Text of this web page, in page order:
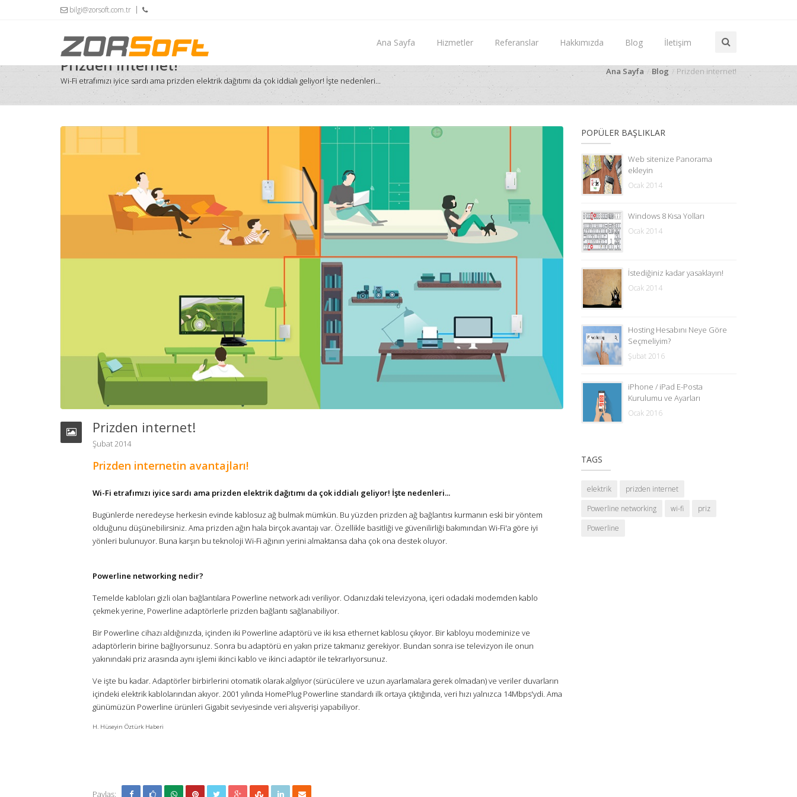
bilgi@zorsoft.com.tr
Ana Sayfa Hizmetler Referanslar Hakkımızda Blog İletişim
Prizden internet!
Wi-Fi etrafımızı iyice sardı ama prizden elektrik dağıtımı da çok iddialı geliyor! İşte nedenleri...
Ana Sayfa Blog Prizden internet!
Prizden internet!
Şubat 2014
Prizden internetin avantajları!
Wi-Fi etrafımızı iyice sardı ama prizden elektrik dağıtımı da çok iddialı geliyor! İşte nedenleri...
Bugünlerde neredeyse herkesin evinde kablosuz ağ bulmak mümkün. Bu yüzden prizden ağ bağlantısı kurmanın eski bir yöntem
olduğunu düşünebilirsiniz. Ama prizden ağın hala birçok avantajı var. Özellikle basitliği ve güvenilirliği bakımından Wi-Fi'a göre iyi
yönleri bulunuyor. Buna karşın bu teknoloji Wi-Fi ağının yerini almaktansa daha çok ona destek oluyor.
Powerline networking nedir?
Temelde kabloları gizli olan bağlantılara Powerline network adı veriliyor. Odanızdaki televizyona, içeri odadaki modemden kablo
çekmek yerine, Powerline adaptörlerle prizden bağlantı sağlanabiliyor.
Bir Powerline cihazı aldığınızda, içinden iki Powerline adaptörü ve iki kısa ethernet kablosu çıkıyor. Bir kabloyu modeminize ve
adaptörlerin birine bağlıyorsunuz. Sonra bu adaptörü en yakın prize takmanız gerekiyor. Bundan sonra ise televizyon ile onun
yakınındaki priz arasında aynı işlemi ikinci kablo ve ikinci adaptör ile tekrarlıyorsunuz.
Ve işte bu kadar. Adaptörler birbirlerini otomatik olarak algılıyor (sürücülere ve uzun ayarlamalara gerek olmadan) ve veriler duvarların
içindeki elektrik kablolarından akıyor. 2001 yılında HomePlug Powerline standardı ilk ortaya çıktığında, veri hızı yalnızca 14Mbps'ydi. Ama
günümüzün Powerline ürünleri Gigabit seviyesinde veri alışverişi yapabiliyor.
H. Hüseyin Öztürk Haberi
Paylaş:
POPÜLER BAŞLIKLAR
Web sitenize Panorama
ekleyin
Ocak 2014
Windows 8 Kısa Yolları
Ocak 2014
İstediğiniz kadar yasaklayın!
Ocak 2014
Hosting Hesabını Neye Göre
Seçmeliyim?
Şubat 2016
iPhone / iPad E-Posta
Kurulumu ve Ayarları
Ocak 2016
TAGS
elektrik
prizden internet
Powerline networking
wi-fi
priz
Powerline